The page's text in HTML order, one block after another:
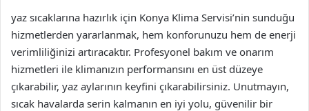
yaz sıcaklarına hazırlık için Konya Klima Servisi’nin sunduğu
hizmetlerden yararlanmak, hem konforunuzu hem de enerji
verimliliğinizi artıracaktır. Profesyonel bakım ve onarım
hizmetleri ile klimanızın performansını en üst düzeye
çıkarabilir, yaz aylarının keyfini çıkarabilirsiniz. Unutmayın,
sıcak havalarda serin kalmanın en iyi yolu, güvenilir bir